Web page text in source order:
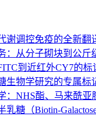
谢调控免疫的全新翻
：从分子砌块到公斤
到近红外CY7的标
生物学研究的专属标
：NHS酯、马来酰亚
糖（Biotin-